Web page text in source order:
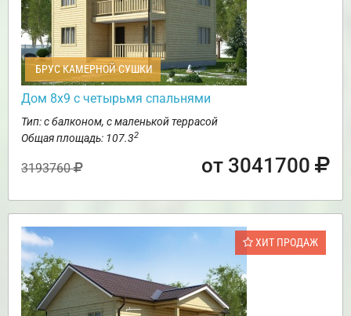
БРУС КАМЕРНОЙ СУШКИ
Дом 8х9 с четырьмя спальнями
Тип: с балконом, с маленькой террасой
Общая площадь: 107.32
3193760 от 3041700
ХИТ ПРОДАЖ